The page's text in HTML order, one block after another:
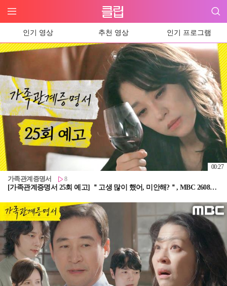
인기 영상 추천 영상 인기 프로그램
가족관계증명서 8
[가족관계증명서 25회 예고] ＂고생 많이 했어, 미안해?＂, MBC 260807 방송
00:27